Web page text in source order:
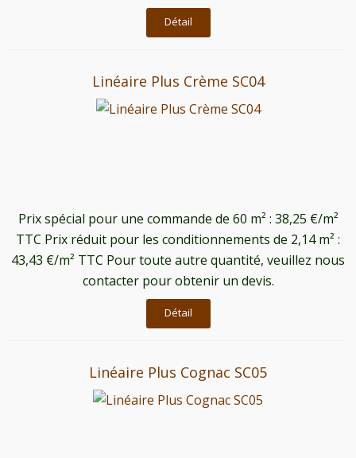
Détail
Linéaire Plus Crème SC04
Prix ​​spécial pour une commande de 60 m² : 38,25 €/m²
TTC Prix réduit pour les conditionnements de 2,14 m² :
43,43 €/m² TTC Pour toute autre quantité, veuillez nous
contacter pour obtenir un devis.
Détail
Linéaire Plus Cognac SC05